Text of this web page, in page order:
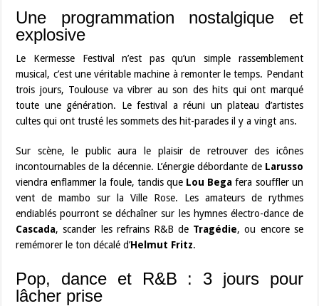
Une programmation nostalgique et
explosive
Le Kermesse Festival n’est pas qu’un simple rassemblement
musical, c’est une véritable machine à remonter le temps. Pendant
trois jours, Toulouse va vibrer au son des hits qui ont marqué
toute une génération. Le festival a réuni un plateau d’artistes
cultes qui ont trusté les sommets des hit-parades il y a vingt ans.
Sur scène, le public aura le plaisir de retrouver des icônes
incontournables de la décennie. L’énergie débordante de Larusso
viendra enflammer la foule, tandis que Lou Bega fera souffler un
vent de mambo sur la Ville Rose. Les amateurs de rythmes
endiablés pourront se déchaîner sur les hymnes électro-dance de
Cascada, scander les refrains R&B de Tragédie, ou encore se
remémorer le ton décalé d’Helmut Fritz.
Pop, dance et R&B : 3 jours pour
lâcher prise